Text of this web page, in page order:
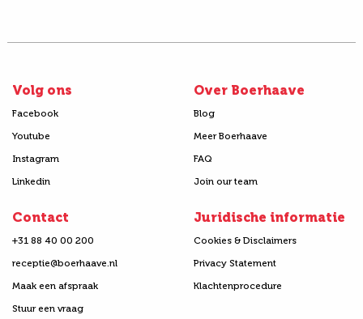
Volg ons
Facebook
Youtube
Instagram
Linkedin
Over Boerhaave
Blog
Meer Boerhaave
FAQ
Join our team
Contact
+31 88 40 00 200
receptie@boerhaave.nl
Maak een afspraak
Stuur een vraag
Juridische informatie
Cookies & Disclaimers
Privacy Statement
Klachtenprocedure